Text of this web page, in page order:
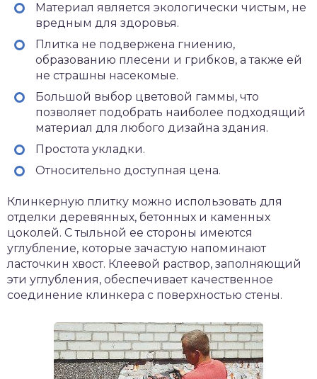
Материал является экологически чистым, не
вредным для здоровья.
Плитка не подвержена гниению,
образованию плесени и грибков, а также ей
не страшны насекомые.
Большой выбор цветовой гаммы, что
позволяет подобрать наиболее подходящий
материал для любого дизайна здания.
Простота укладки.
Относительно доступная цена.
Клинкерную плитку можно использовать для
отделки деревянных, бетонных и каменных
цоколей. С тыльной ее стороны имеются
углубление, которые зачастую напоминают
ласточкин хвост. Клеевой раствор, заполняющий
эти углубления, обеспечивает качественное
соединение клинкера с поверхностью стены.